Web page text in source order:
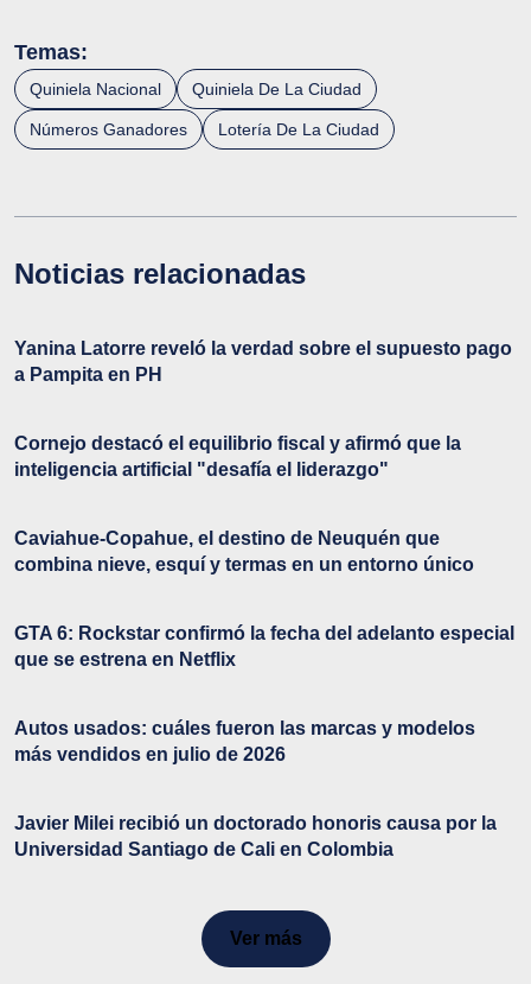
Temas:
Quiniela Nacional Quiniela De La Ciudad
Números Ganadores Lotería De La Ciudad
Noticias relacionadas
Yanina Latorre reveló la verdad sobre el supuesto pago
a Pampita en PH
Cornejo destacó el equilibrio fiscal y afirmó que la
inteligencia artificial "desafía el liderazgo"
Caviahue-Copahue, el destino de Neuquén que
combina nieve, esquí y termas en un entorno único
GTA 6: Rockstar confirmó la fecha del adelanto especial
que se estrena en Netflix
Autos usados: cuáles fueron las marcas y modelos
más vendidos en julio de 2026
Javier Milei recibió un doctorado honoris causa por la
Universidad Santiago de Cali en Colombia
Ver más